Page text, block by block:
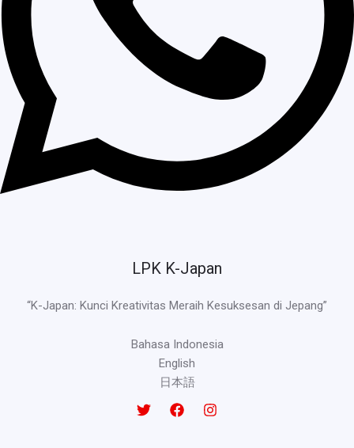
LPK K-Japan
“K-Japan: Kunci Kreativitas Meraih Kesuksesan di Jepang”
Bahasa Indonesia
English
日本語